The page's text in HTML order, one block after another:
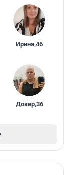
Ирина,46
Докер,36